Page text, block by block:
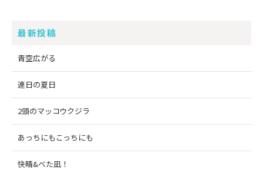
最新投稿
青空広がる
連日の夏日
2頭のマッコウクジラ
あっちにもこっちにも
快晴&べた凪！